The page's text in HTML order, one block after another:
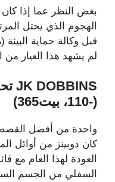
بغض النظر عما إذا كان
لم يشهد هذا العيار
(-110، بيت365)
واحدة من أفضل
كان دوبينز من أوائل
العودة لهذا العام مع
السفلي من الجسم